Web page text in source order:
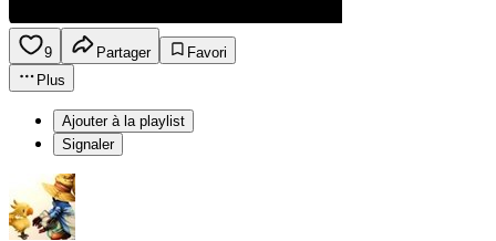
9 Partager
Favori
Plus
Ajouter à la playlist
Signaler